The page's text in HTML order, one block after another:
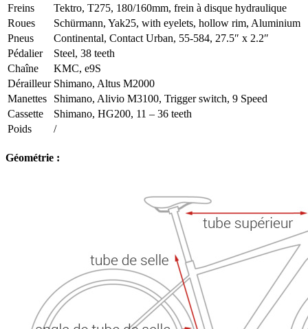
Freins
Tektro, T275, 180/160mm, frein à disque hydraulique
Roues
Schürmann, Yak25, with eyelets, hollow rim, Aluminium
Pneus
Continental, Contact Urban, 55-584, 27.5″ x 2.2″
Pédalier
Steel, 38 teeth
Chaîne
KMC, e9S
Dérailleur Shimano, Altus M2000
Manettes
Shimano, Alivio M3100, Trigger switch, 9 Speed
Cassette
Shimano, HG200, 11 – 36 teeth
Poids
/
Géométrie :